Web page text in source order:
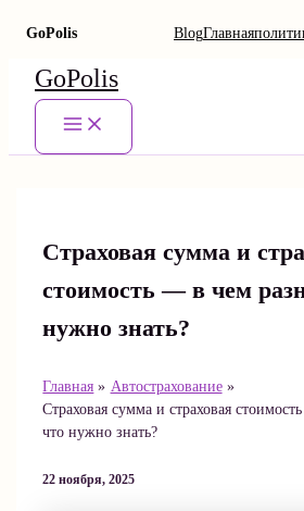
GoPolis BlogГлавная
Перейти
содержимому
GoPolis
Main
Страховая сумма и
стоимость — в чем
нужно знать?
Главная
Автострахование
Страховая сумма и страховая
что нужно знать?
22 ноября, 2025